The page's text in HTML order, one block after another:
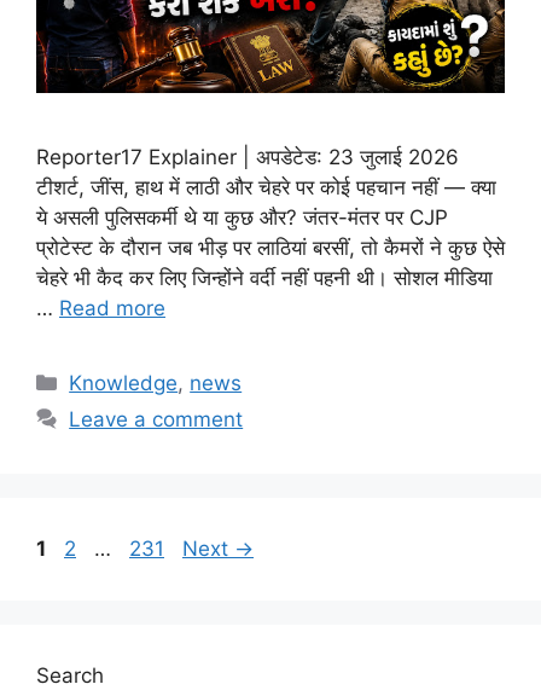
Reporter17 Explainer | अपडेटेड: 23 जुलाई 2026
टीशर्ट, जींस, हाथ में लाठी और चेहरे पर कोई पहचान नहीं — क्या
ये असली पुलिसकर्मी थे या कुछ और? जंतर-मंतर पर CJP
प्रोटेस्ट के दौरान जब भीड़ पर लाठियां बरसीं, तो कैमरों ने कुछ ऐसे
चेहरे भी कैद कर लिए जिन्होंने वर्दी नहीं पहनी थी। सोशल मीडिया
… Read more
Categories
Knowledge, news
Leave a comment
Page
1 Page
2 … Page
231 Next →
Search